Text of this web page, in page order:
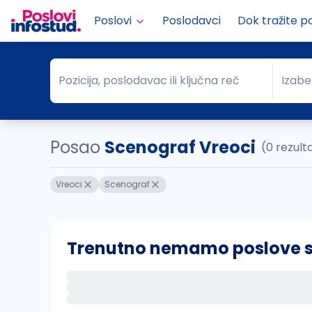
Poslovi Poslodavci Dok tražite
Pozicija, poslodavac ili ključna reč
Pozicija, poslodavac ili ključna reč Grad
Posao Scenograf Vreoci (0
Vreoci Scenograf
Trenutno nemamo poslove